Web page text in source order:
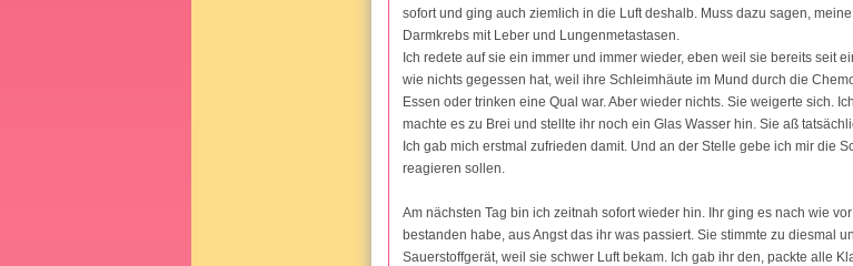
sofort und ging auch ziemlich in die Luft deshalb. Muss dazu sagen,
Darmkrebs mit Leber und Lungenmetastasen.
Ich redete auf sie ein immer und immer wieder, eben weil sie bereits seit
wie nichts gegessen hat, weil ihre Schleimhäute im Mund durch die
Essen oder trinken eine Qual war. Aber wieder nichts. Sie weigerte sich.
machte es zu Brei und stellte ihr noch ein Glas Wasser hin. Sie aß
Ich gab mich erstmal zufrieden damit. Und an der Stelle gebe ich mir die
reagieren sollen.
Am nächsten Tag bin ich zeitnah sofort wieder hin. Ihr ging es nach wie
bestanden habe, aus Angst das ihr was passiert. Sie stimmte zu diesmal
Sauerstoffgerät, weil sie schwer Luft bekam. Ich gab ihr den, packte alle